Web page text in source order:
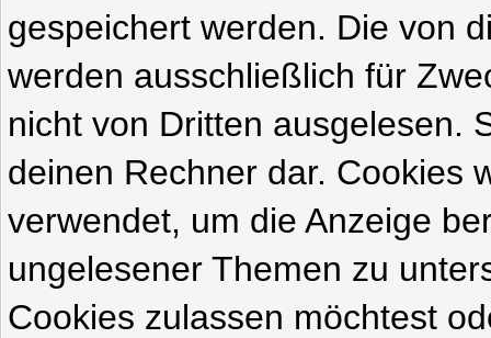
gespeichert werden. Die von
werden ausschließlich für
nicht von Dritten ausgelesen.
deinen Rechner dar. Cookies
verwendet, um die Anzeige
ungelesener Themen zu
Cookies zulassen möchtest